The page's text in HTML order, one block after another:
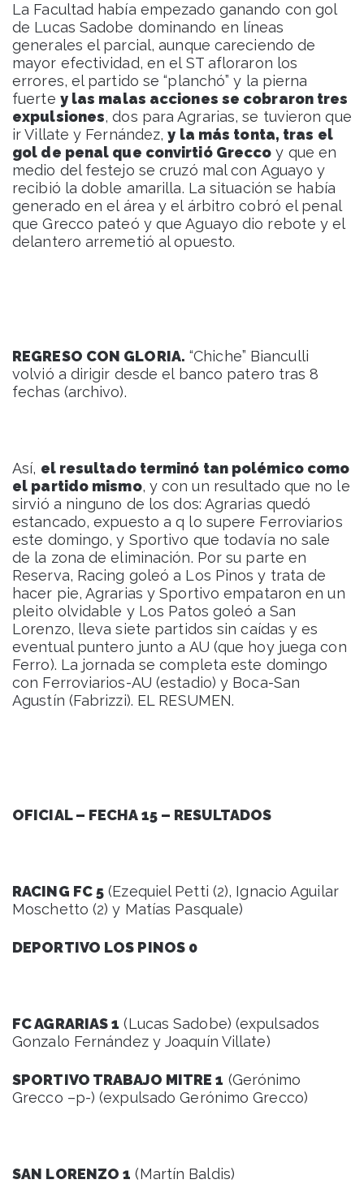
La Facultad había empezado ganando con gol
de Lucas Sadobe dominando en líneas
generales el parcial, aunque careciendo de
mayor efectividad, en el ST afloraron los
errores, el partido se “planchó” y la pierna
fuerte y las malas acciones se cobraron tres
expulsiones, dos para Agrarias, se tuvieron que
ir Villate y Fernández,y la más tonta, tras el
gol de penal que convirtió Grecco y que en
medio del festejo se cruzó mal con Aguayo y
recibió la doble amarilla. La situación se había
generado en el área y el árbitro cobró el penal
que Grecco pateó y que Aguayo dio rebote y el
delantero arremetió al opuesto.
REGRESO CON GLORIA. “Chiche” Bianculli
volvió a dirigir desde el banco patero tras 8
fechas (archivo).
Así, el resultado terminó tan polémico como
el partido mismo, y con un resultado que no le
sirvió a ninguno de los dos: Agrarias quedó
estancado, expuesto a q lo supere Ferroviarios
este domingo, y Sportivo que todavía no sale
de la zona de eliminación. Por su parte en
Reserva, Racing goleó a Los Pinos y trata de
hacer pie, Agrarias y Sportivo empataron en un
pleito olvidable y Los Patos goleó a San
Lorenzo, lleva siete partidos sin caídas y es
eventual puntero junto a AU (que hoy juega con
Ferro). La jornada se completa este domingo
con Ferroviarios-AU (estadio) y Boca-San
Agustín (Fabrizzi). EL RESUMEN.
OFICIAL – FECHA 15 – RESULTADOS
RACING FC 5 (Ezequiel Petti (2), Ignacio Aguilar
Moschetto (2) y Matías Pasquale)
DEPORTIVO LOS PINOS 0
FC AGRARIAS 1 (Lucas Sadobe) (expulsados
Gonzalo Fernández y Joaquín Villate)
SPORTIVO TRABAJO MITRE 1 (Gerónimo
Grecco –p-) (expulsado Gerónimo Grecco)
SAN LORENZO 1 (Martín Baldis)